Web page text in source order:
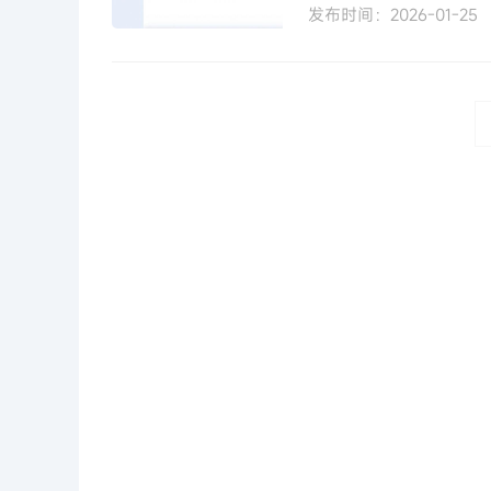
发布时间：2026-01-25